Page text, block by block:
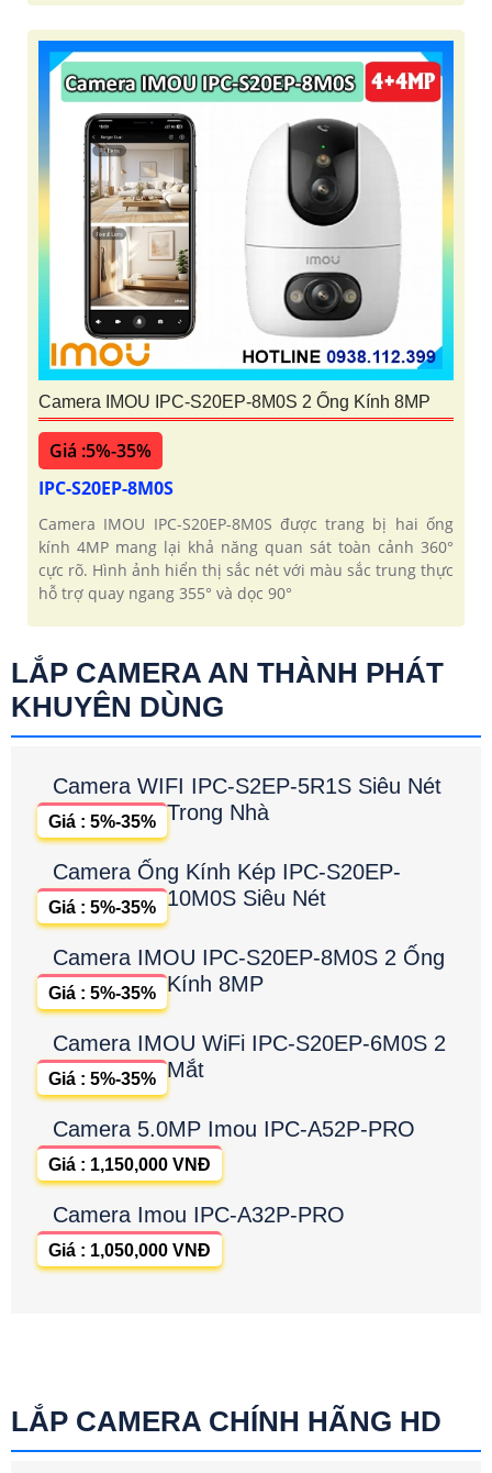
Camera IMOU IPC-S20EP-8M0S 2 Ống Kính 8MP
Giá :5%-35%
IPC-S20EP-8M0S
Camera IMOU IPC-S20EP-8M0S được trang bị hai ống
kính 4MP mang lại khả năng quan sát toàn cảnh 360°
cực rõ. Hình ảnh hiển thị sắc nét với màu sắc trung thực
hỗ trợ quay ngang 355° và dọc 90°
LẮP CAMERA AN THÀNH PHÁT
KHUYÊN DÙNG
Camera WIFI IPC-S2EP-5R1S Siêu Nét
Trong Nhà
Giá : 5%-35%
Camera Ống Kính Kép IPC-S20EP-
10M0S Siêu Nét
Giá : 5%-35%
Camera IMOU IPC-S20EP-8M0S 2 Ống
Kính 8MP
Giá : 5%-35%
Camera IMOU WiFi IPC-S20EP-6M0S 2
Mắt
Giá : 5%-35%
Camera 5.0MP Imou IPC-A52P-PRO
Giá : 1,150,000 VNĐ
Camera Imou IPC-A32P-PRO
Giá : 1,050,000 VNĐ
LẮP CAMERA CHÍNH HÃNG HD